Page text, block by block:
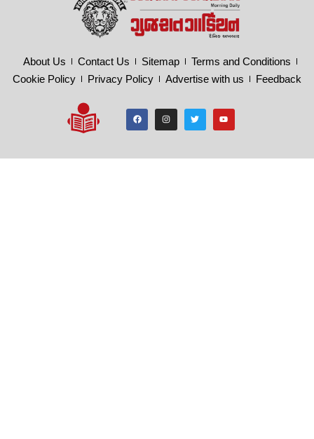
About Us Contact Us Sitemap
Terms and Conditions
Cookie Policy
Privacy Policy Advertise with us Feedback